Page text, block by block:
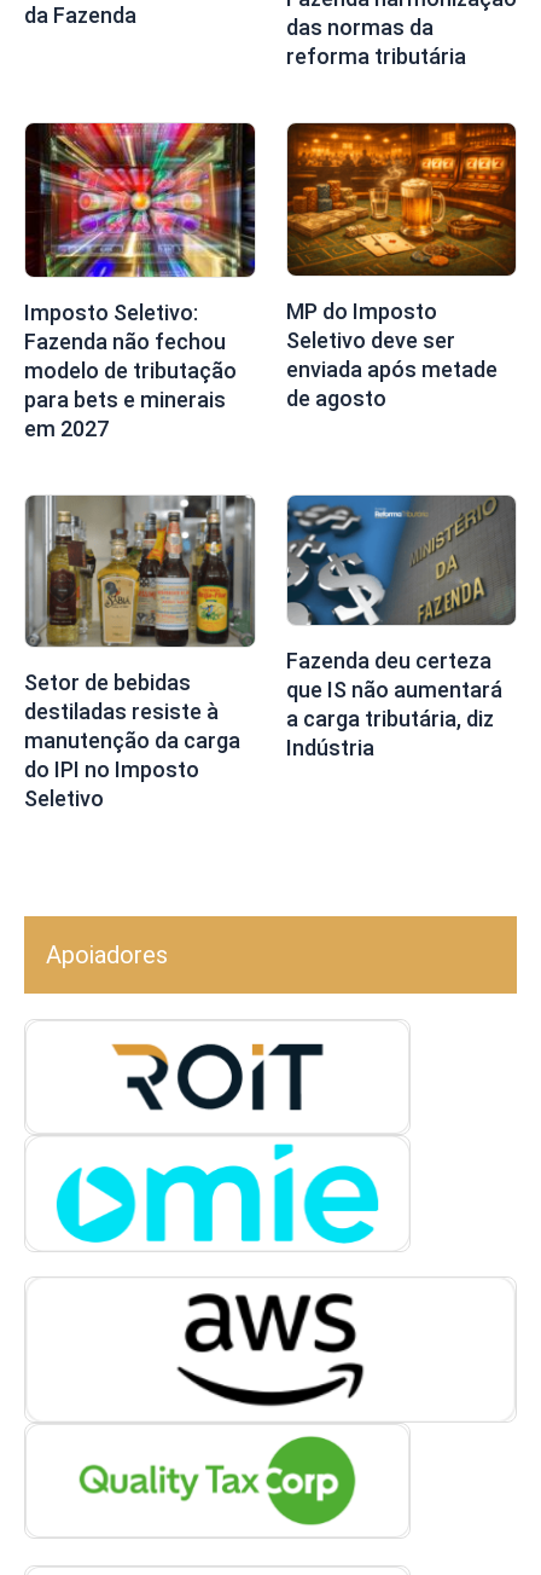
da Fazenda
das normas da
reforma tributária
Imposto Seletivo:
Fazenda não fechou
modelo de tributação
para bets e minerais
em 2027
MP do Imposto
Seletivo deve ser
enviada após metade
de agosto
Setor de bebidas
destiladas resiste à
manutenção da carga
do IPI no Imposto
Seletivo
Fazenda deu certeza
que IS não aumentará
a carga tributária, diz
Indústria
Apoiadores